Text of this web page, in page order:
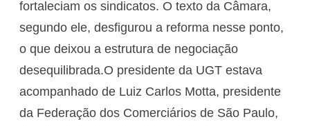
fortaleciam os sindicatos. O texto da Câmara,
segundo ele, desfigurou a reforma nesse ponto,
o que deixou a estrutura de negociação
desequilibrada.O presidente da UGT estava
acompanhado de Luiz Carlos Motta, presidente
da Federação dos Comerciários de São Paulo,